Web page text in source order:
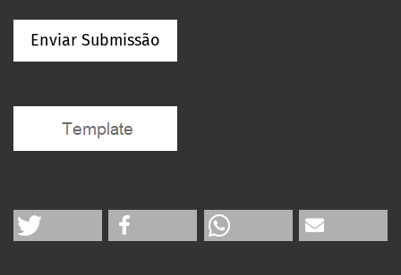
Enviar Submissão